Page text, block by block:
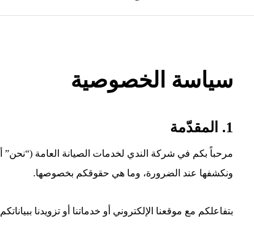
سياسة الخصوصية
1. المقدّمة
مرحباً بكم في شركة الندي لخدمات الصيانة العامة (“نحن”
ونكشفها عند الضرورة، وما هي حقوقكم بخصوصها.
بتفاعلكم مع موقعنا الإلكتروني أو خدماتنا أو تزويدنا